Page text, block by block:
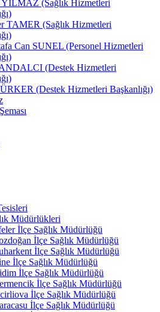
YILMAZ (Sağlık Hizmetleri
TAMER (Sağlık Hizmetleri
Can SUNEL (Personel Hizmetleri
(Destek Hizmetleri
(Destek Hizmetleri Başkanlığı)
Müdürlükleri
İlçe Sağlık Müdürlüğü
İlçe Sağlık Müdürlüğü
İlçe Sağlık Müdürlüğü
İlçe Sağlık Müdürlüğü
İlçe Sağlık Müdürlüğü
İlçe Sağlık Müdürlüğü
İlçe Sağlık Müdürlüğü
İlçe Sağlık Müdürlüğü